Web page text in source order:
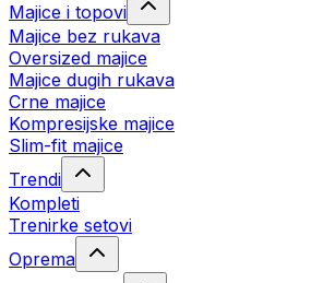
Majice i topovi
Majice bez rukava
Oversized majice
Majice dugih rukava
Crne majice
Kompresijske majice
Slim-fit majice
Trendi
Kompleti
Trenirke setovi
Oprema